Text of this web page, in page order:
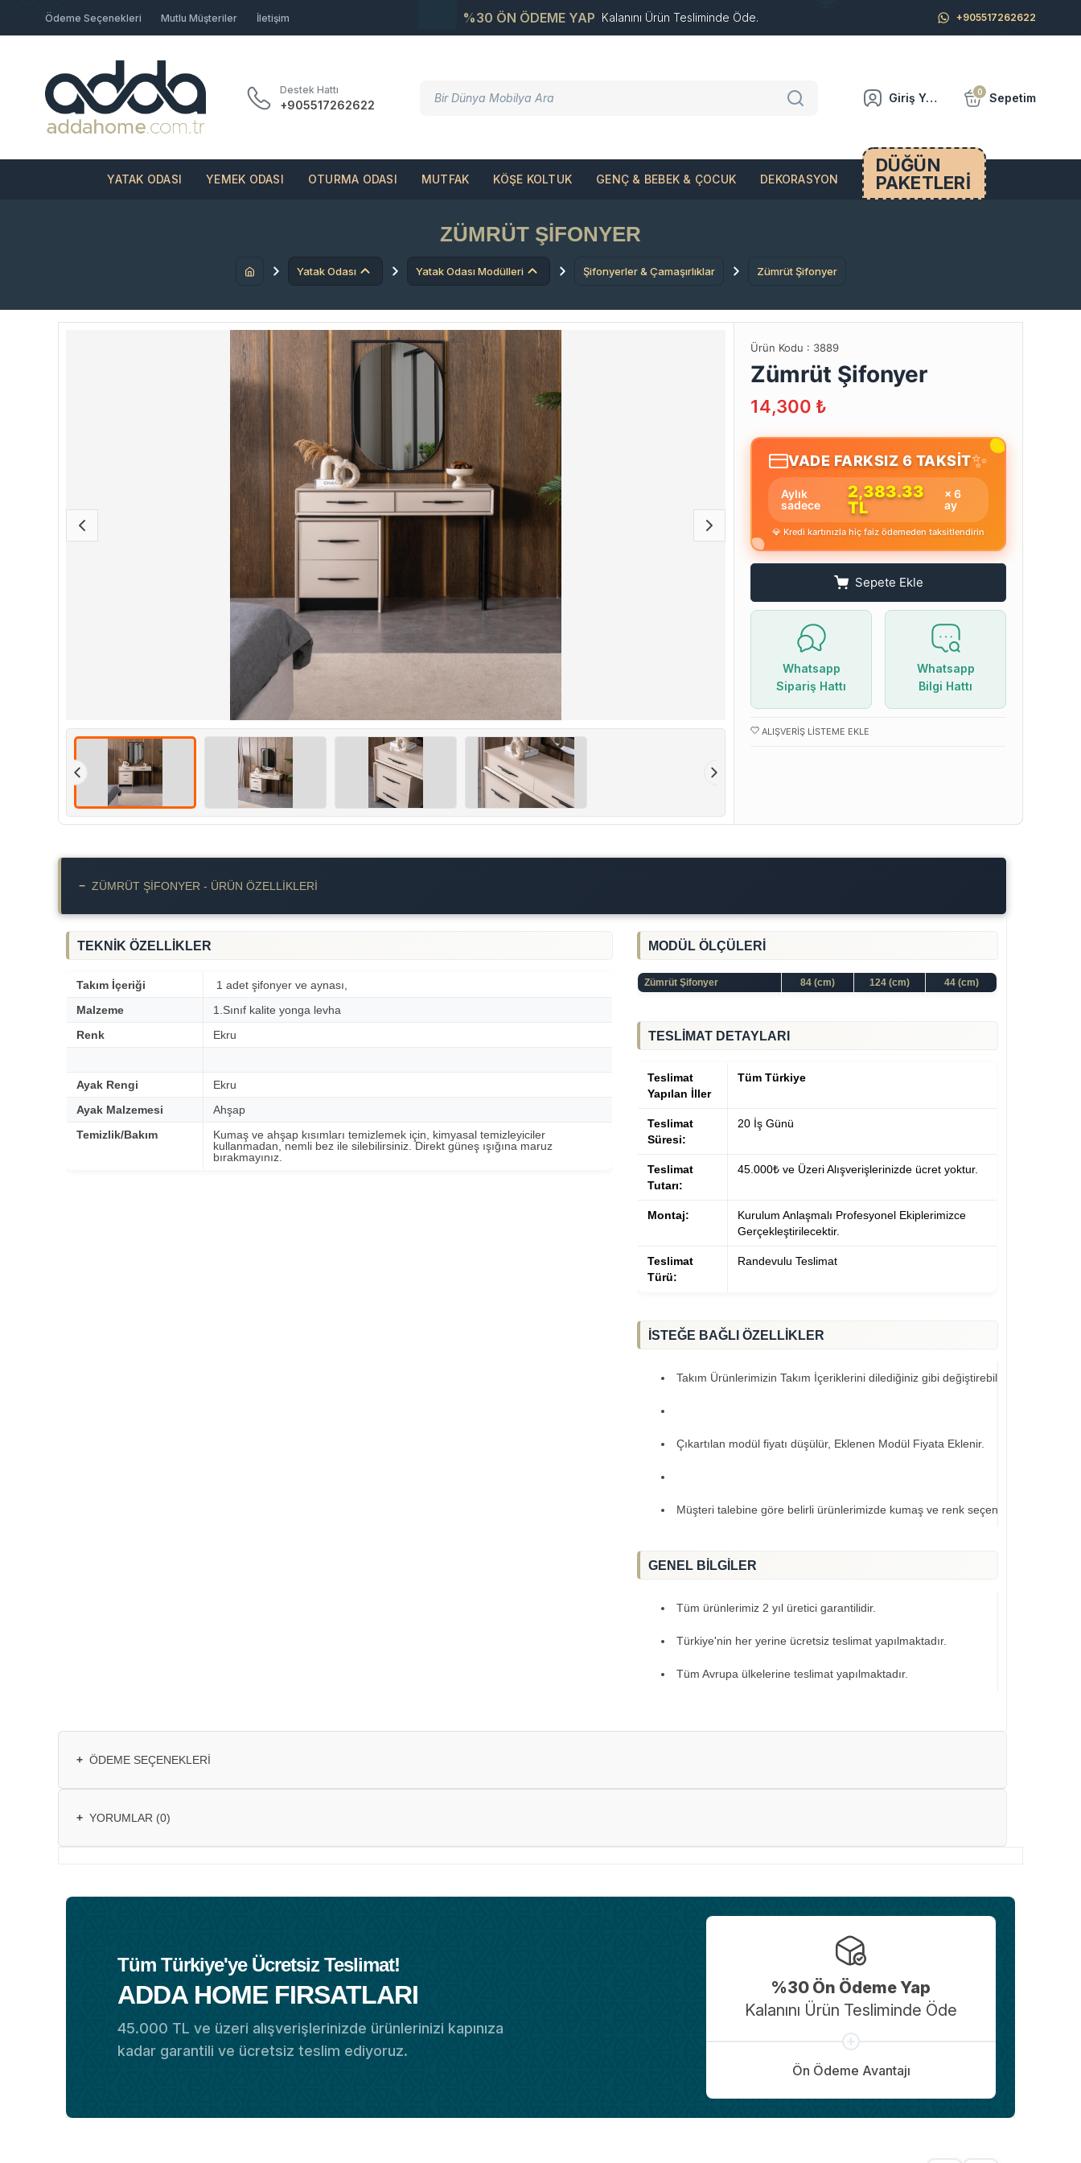
Ödeme Seçenekleri Mutlu Müşteriler İletişim %30 ÖN ÖDEME YAP Kalanını Ürün Tesliminde Öde. +905517262622
Destek Hattı
+905517262622
Giriş Yap 0 Sepetim
YATAK ODASI YEMEK ODASI OTURMA ODASI MUTFAK KÖŞE KOLTUK GENÇ & BEBEK & ÇOCUK DEKORASYON
DÜĞÜN
PAKETLERİ
ZÜMRÜT ŞIFONYER
Yatak Odası Yatak Odası Modülleri Şifonyerler & Çamaşırlıklar Zümrüt Şifonyer
Ürün Kodu : 3889
Zümrüt Şifonyer
14,300 ₺
VADE FARKSIZ 6 TAKSİT✨
Aylık
sadece
2,383.33
TL
× 6
ay
💎 Kredi kartınızla hiç faiz ödemeden taksitlendirin
Sepete Ekle
Whatsapp
Sipariş Hattı
Whatsapp
Bilgi Hattı
ALIŞVERIŞ LISTEME EKLE
− ZÜMRÜT ŞIFONYER - ÜRÜN ÖZELLIKLERI
TEKNİK ÖZELLİKLER
Takım İçeriği
1 adet şifonyer ve aynası,
Malzeme
1.Sınıf kalite yonga levha
Renk
Ekru
Ayak Rengi
Ekru
Ayak Malzemesi
Ahşap
Temizlik/Bakım
Kumaş ve ahşap kısımları temizlemek için, kimyasal temizleyiciler
kullanmadan, nemli bez ile silebilirsiniz. Direkt güneş ışığına maruz
bırakmayınız.
MODÜL ÖLÇÜLERİ
Zümrüt Şifonyer 84 (cm) 124 (cm) 44 (cm)
TESLİMAT DETAYLARI
Teslimat
Yapılan İller
Tüm Türkiye
Teslimat
Süresi:
20 İş Günü
Teslimat
Tutarı:
45.000₺ ve Üzeri Alışverişlerinizde ücret yoktur.
Montaj:
Kurulum Anlaşmalı Profesyonel Ekiplerimizce
Gerçekleştirilecektir.
Teslimat
Türü:
Randevulu Teslimat
İSTEĞE BAĞLI ÖZELLİKLER
Takım Ürünlerimizin Takım İçeriklerini dilediğiniz gibi değiştirebilirsiniz..
Çıkartılan modül fiyatı düşülür, Eklenen Modül Fiyata Eklenir.
Müşteri talebine göre belirli ürünlerimizde kumaş ve renk seçeneklerimiz
GENEL BİLGİLER
Tüm ürünlerimiz 2 yıl üretici garantilidir.
Türkiye'nin her yerine ücretsiz teslimat yapılmaktadır.
Tüm Avrupa ülkelerine teslimat yapılmaktadır.
+ ÖDEME SEÇENEKLERI
+ YORUMLAR (0)
Tüm Türkiye'ye Ücretsiz Teslimat!
ADDA HOME FIRSATLARI
45.000 TL ve üzeri alışverişlerinizde ürünlerinizi kapınıza
kadar garantili ve ücretsiz teslim ediyoruz.
%30 Ön Ödeme Yap
Kalanını Ürün Tesliminde Öde
Ön Ödeme Avantajı